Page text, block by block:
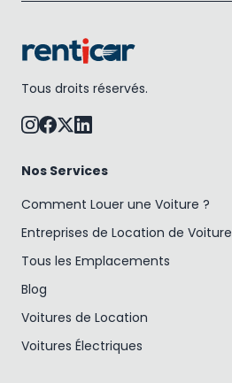
Tous droits réservés.
Nos Services
Comment Louer une Voiture ?
Entreprises de Location de Voiture
Tous les Emplacements
Blog
Voitures de Location
Voitures Électriques